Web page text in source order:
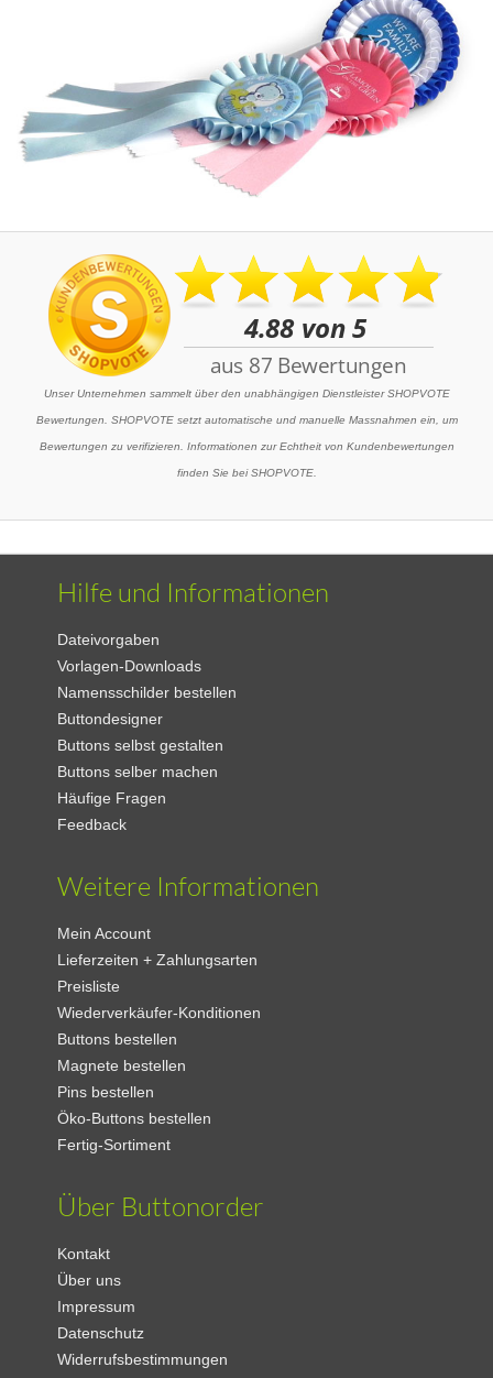
Unser Unternehmen sammelt über den unabhängigen Dienstleister SHOPVOTE
Bewertungen. SHOPVOTE setzt automatische und manuelle Massnahmen ein, um
Bewertungen zu verifizieren. Informationen zur Echtheit von Kundenbewertungen
finden Sie bei SHOPVOTE.
Hilfe und Informationen
Dateivorgaben
Vorlagen-Downloads
Namensschilder bestellen
Buttondesigner
Buttons selbst gestalten
Buttons selber machen
Häufige Fragen
Feedback
Weitere Informationen
Mein Account
Lieferzeiten + Zahlungsarten
Preisliste
Wiederverkäufer-Konditionen
Buttons bestellen
Magnete bestellen
Pins bestellen
Öko-Buttons bestellen
Fertig-Sortiment
Über Buttonorder
Kontakt
Über uns
Impressum
Datenschutz
Widerrufsbestimmungen